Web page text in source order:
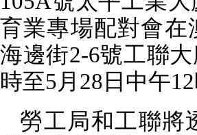
育業專場配對會在
海邊街2-6號工聯
時至5月 28 日中午12
勞工局和工聯將